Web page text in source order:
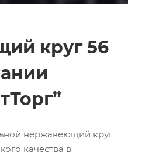
круг 56
нержавеющий круг
качества в